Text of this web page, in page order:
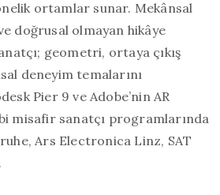
ortamlar sunar. Mekânsal
doğrusal olmayan hikâye
geometri, ortaya çıkış
deneyim temalarını
Pier 9 ve Adobe’nin AR
misafir sanatçı programlarında
Ars Electronica Linz, SAT